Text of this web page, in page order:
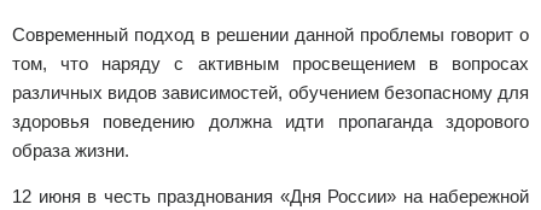
Современный подход в решении данной проблемы говорит о
том, что наряду с активным просвещением в вопросах
различных видов зависимостей, обучением безопасному для
здоровья поведению должна идти пропаганда здорового
образа жизни.
12 июня в честь празднования «Дня России» на набережной